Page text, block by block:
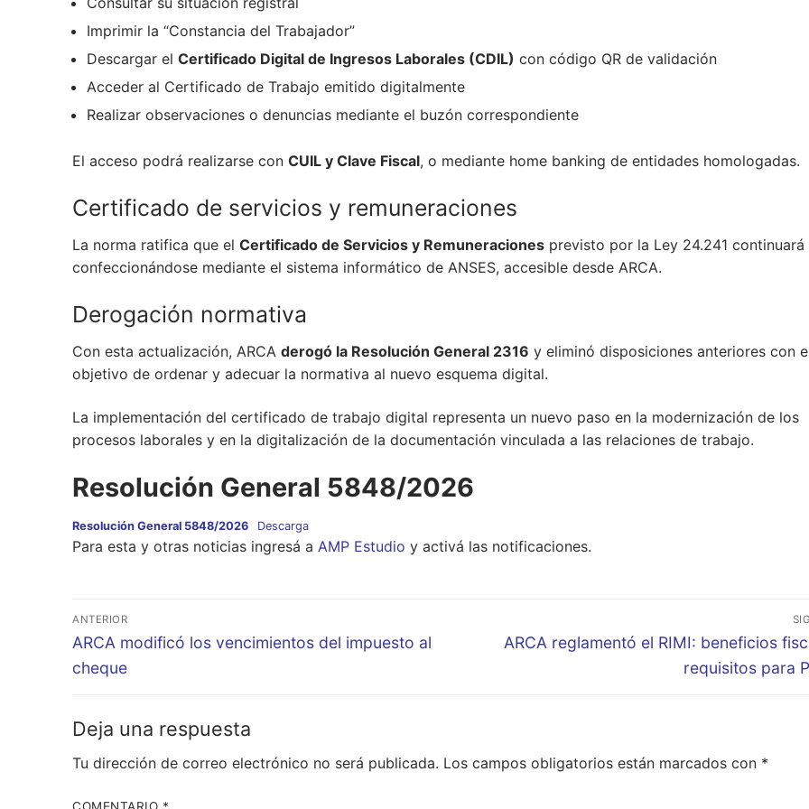
Imprimir la “Constancia del Trabajador”
Descargar el Certificado Digital de Ingresos Laborales (CDIL) con código QR de validación
Acceder al Certificado de Trabajo emitido digitalmente
Realizar observaciones o denuncias mediante el buzón correspondiente
El acceso podrá realizarse con CUIL y Clave Fiscal, o mediante home banking de entidades homologadas.
Certificado de servicios y remuneraciones
La norma ratifica que el Certificado de Servicios y Remuneraciones previsto por la Ley 24.241 continuará
confeccionándose mediante el sistema informático de ANSES, accesible desde ARCA.
Derogación normativa
Con esta actualización, ARCA derogó la Resolución General 2316 y eliminó disposiciones anteriores con
objetivo de ordenar y adecuar la normativa al nuevo esquema digital.
La implementación del certificado de trabajo digital representa un nuevo paso en la modernización de los
procesos laborales y en la digitalización de la documentación vinculada a las relaciones de trabajo.
Resolución General 5848/2026
Resolución General 5848/2026 Descarga
Para esta y otras noticias ingresá a AMP Estudio y activá las notificaciones.
Navegación
de
entradas
ANTERIOR
Entrada
anterior:
ARCA modificó los vencimientos del impuesto al
cheque
Entrada
ARCA reglamentó el RIMI: beneficios
requisitos para
Deja una respuesta
Tu dirección de correo electrónico no será publicada. Los campos obligatorios están marcados con *